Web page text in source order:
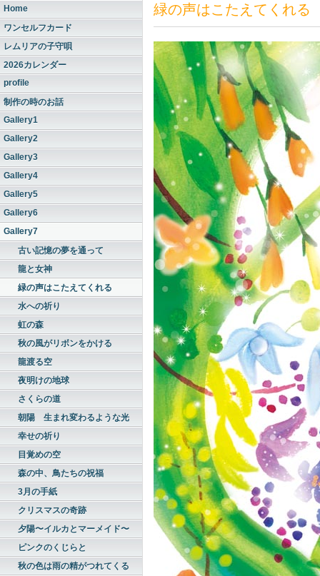
Home
ワンセルフカード
レムリアの子守唄
2026カレンダー
profile
制作の時のお話
Gallery1
Gallery2
Gallery3
Gallery4
Gallery5
Gallery6
Gallery7
古い記憶の夢を通って
龍と女神
緑の声はこたえてくれる
水への祈り
虹の森
秋の風がリボンをかける
龍渡る空
夜明けの地球
さくらの道
朝陽 生まれ変わるような光
幸せの祈り
目覚めの空
森の中、鳥たちの祝福
3月の手紙
クリスマスの奇跡
夕陽〜イルカとマーメイド〜
ピンクのくじらと
秋の色は雨の精がつれてくる
緑の声はこたえてくれる